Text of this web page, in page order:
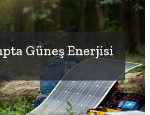
Güneş Enerjisi